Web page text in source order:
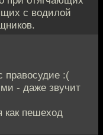
с водилой
правосудие :(
- даже звучит
как пешеход